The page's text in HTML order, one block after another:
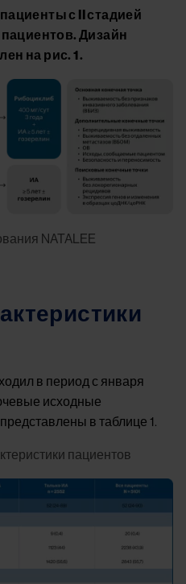
с II стадией
пациентов. Дизайн
на рис. 1.
NATALEE
в период с января
исходные
в таблице 1.
пациентов